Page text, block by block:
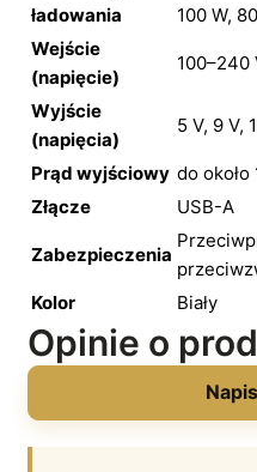
ładowania
100 W,
Wejście
(napięcie)
100–240
Wyjście
(napięcia)
5 V, 9 V,
Prąd wyjściowy do
Złącze
USB-A
Zabezpieczenia
Kolor
Biały
Opinie o